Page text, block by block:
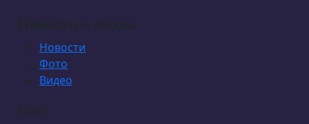
Новости и медиа
Новости
Фото
Видео
Еще